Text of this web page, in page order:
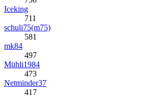
Iceking
711
schuli75(m75)
581
mk84
497
Mühli1984
473
Netminder37
417